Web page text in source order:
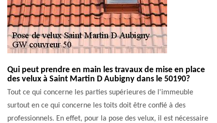
Qui peut prendre en main les travaux de mise en place
des velux à Saint Martin D Aubigny dans le 50190?
Tout ce qui concerne les parties supérieures de l'immeuble
surtout en ce qui concerne les toits doit être confié à des
professionnels. En effet, pour la pose des velux, il est nécessaire